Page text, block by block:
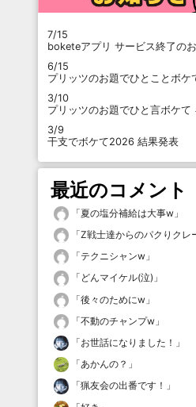
7/15
boketeアプリ サービス終了の
6/15
プリッツのお題でひとことボケ
3/10
プリッツのお題でひと言ボケて
3/9
干支でボケて2026 結果発表
最近のコメント
「夏の塩分補給は大事w 」
「Z戦士達からのパクりクレ
「テクニシャンw 」
「 どんマイケル(泣) 」
「後々のためにw 」
「不動のチャンプw 」
「お世話になりました！ 」
「あかんの？ 」
「猟友会の出番です！ 」